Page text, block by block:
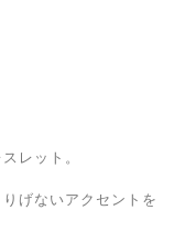
レット。
げないアクセントを